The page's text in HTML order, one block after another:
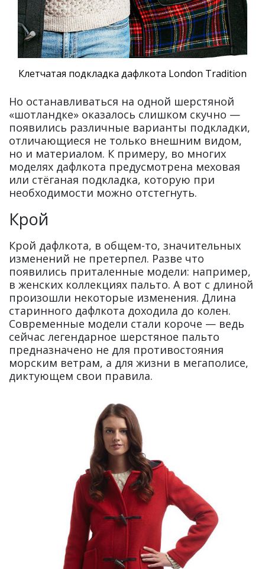
Клетчатая подкладка дафлкота London Tradition
Но останавливаться на одной шерстяной
«шотландке» оказалось слишком скучно —
появились различные варианты подкладки,
отличающиеся не только внешним видом,
но и материалом. К примеру, во многих
моделях дафлкота предусмотрена меховая
или стёганая подкладка, которую при
необходимости можно отстегнуть.
Крой
Крой дафлкота, в общем-то, значительных
изменений не претерпел. Разве что
появились приталенные модели: например,
в женских коллекциях пальто. А вот с длиной
произошли некоторые изменения. Длина
старинного дафлкота доходила до колен.
Современные модели стали короче — ведь
сейчас легендарное шерстяное пальто
предназначено не для противостояния
морским ветрам, а для жизни в мегаполисе,
диктующем свои правила.